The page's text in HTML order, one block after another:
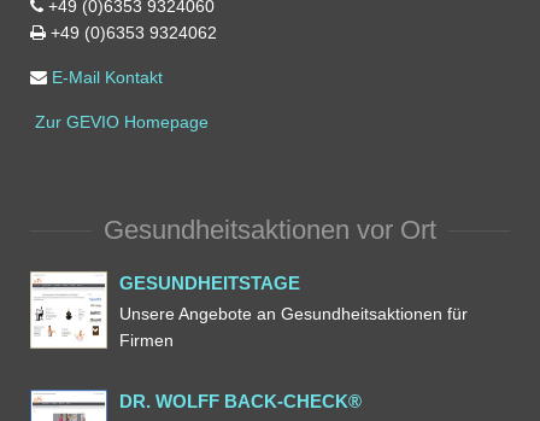
+49 (0)6353 9324060
+49 (0)6353 9324062
E-Mail Kontakt
Zur GEVIO Homepage
Gesundheitsaktionen vor Ort
GESUNDHEITSTAGE
Unsere Angebote an Gesundheitsaktionen für
Firmen
DR. WOLFF BACK-CHECK®